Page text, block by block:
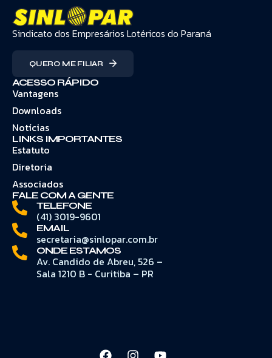
Sindicato dos Empresários Lotéricos do Paraná
QUERO ME FILIAR
ACESSO RÁPIDO
Vantagens
Downloads
Notícias
LINKS IMPORTANTES
Estatuto
Diretoria
Associados
FALE COM A GENTE
TELEFONE
(41) 3019-9601
EMAIL
secretaria@sinlopar.com.br
ONDE ESTAMOS
Av. Candido de Abreu, 526 –
Sala 1210 B - Curitiba – PR